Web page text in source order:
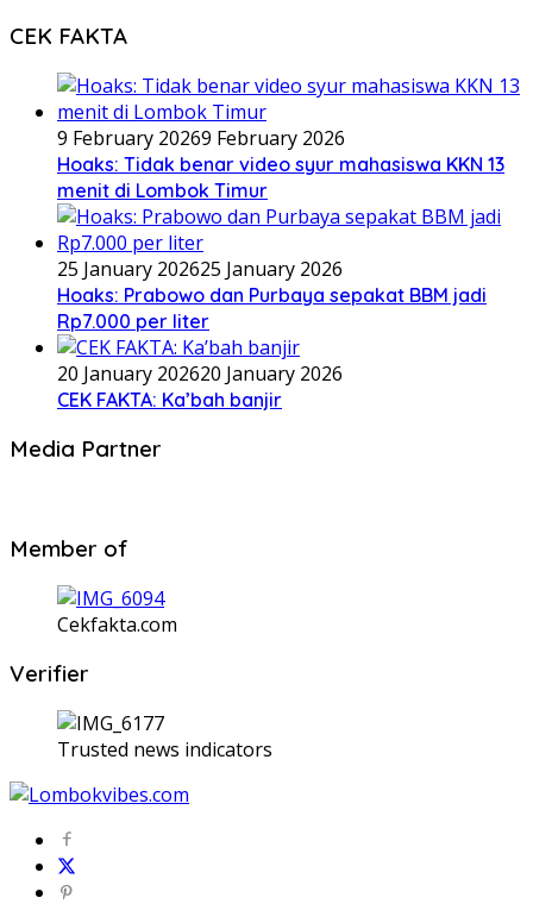
CEK FAKTA
9 February 20269 February 2026
Hoaks: Tidak benar video syur mahasiswa KKN 13
menit di Lombok Timur
25 January 202625 January 2026
Hoaks: Prabowo dan Purbaya sepakat BBM jadi
Rp7.000 per liter
20 January 202620 January 2026
CEK FAKTA: Ka’bah banjir
Media Partner
Member of
Cekfakta.com
Verifier
Trusted news indicators